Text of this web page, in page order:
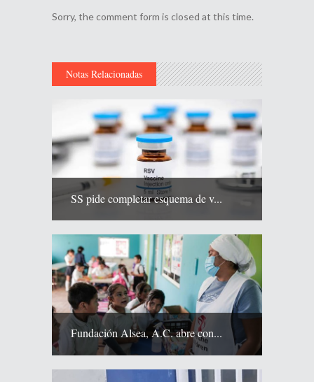
Sorry, the comment form is closed at this time.
Notas Relacionadas
SS pide completar esquema de v...
Fundación Alsea, A.C. abre con...